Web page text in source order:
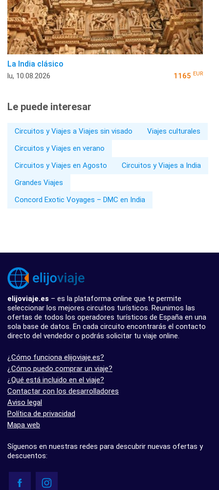
La India clásico
lu, 10.08.2026 1165 EUR
Le puede interesar
Circuitos y Viajes a Viajes sin visado
Viajes culturales
Circuitos y Viajes en verano
Circuitos y Viajes en Agosto
Circuitos y Viajes a India
Grandes Viajes
Concord Exotic Voyages – DMC en India
elijoviaje.es – es la plataforma online que te permite
seleccionar los mejores circuitos turísticos. Reunimos las
ofertas de todos los operadores turísticos de España en una
sola base de datos. En cada circuito encontrarás el contacto
directo del vendedor o podrás solicitar tu viaje online.
¿Cómo funciona elijoviaje.es?
¿Cómo puedo comprar un viaje?
¿Qué está incluido en el viaje?
Contactar con los desarrolladores
Aviso legal
Política de privacidad
Mapa web
Síguenos en nuestras redes para descubrir nuevas ofertas y
descuentos: